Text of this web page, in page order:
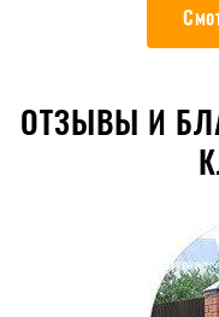
ОТЗЫВЫ И